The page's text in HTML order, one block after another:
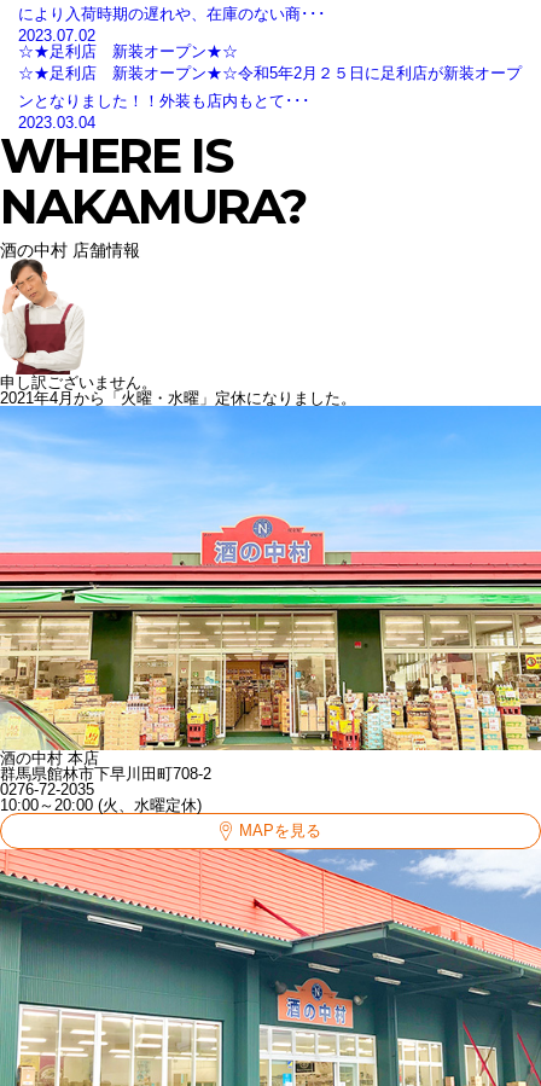
により入荷時期の遅れや、在庫のない商･･･
2023.07.02
☆★足利店 新装オープン★☆
☆★足利店 新装オープン★☆令和5年2月２５日に足利店が新装オープ
ンとなりました！！外装も店内もとて･･･
2023.03.04
WHERE IS
NAKAMURA?
酒の中村 店舗情報
申し訳ございません。
2021年4月から「火曜・水曜」定休になりました。
酒の中村 本店
群馬県館林市下早川田町708-2
0276-72-2035
10:00～20:00 (火、水曜定休)
MAPを見る